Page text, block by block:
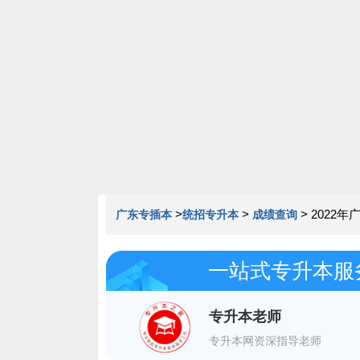
广东专插本 >统招专升本 > 成绩查询 > 2022年
一站式专升本
专升本老师
专升本网资深指导老师